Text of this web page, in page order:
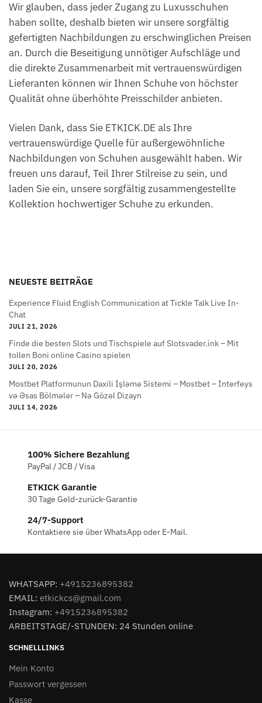
Wir glauben, dass jeder Zugang zu Luxusschuhen
haben sollte, deshalb bieten wir unsere sorgfältig
gefertigten Nachbildungen zu erschwinglichen Preisen
an. Durch die Beseitigung unnötiger Aufschläge und
die direkte Zusammenarbeit mit vertrauenswürdigen
Lieferanten können wir Ihnen Schuhe von höchster
Qualität ohne überhöhte Preisschilder anbieten.
Vielen Dank, dass Sie ETKICK.DE als Ihre
vertrauenswürdige Quelle für außergewöhnliche
Nachbildungen von Schuhen ausgewählt haben. Wir
freuen uns darauf, Teil Ihrer Stilreise zu sein, und
laden Sie ein, unsere sorgfältig zusammengestellte
Kollektion hochwertiger Schuhe zu erkunden.
NEUESTE BEITRÄGE
Experience Fluid English Communication at Tickle Talk Live In-
Chat
JULI 21, 2026
Finde die besten Slots und Tischspiele auf Slotsvader.ink – Mit
tollen Boni online Casino spielen
JULI 20, 2026
Mostbet Platformunun Daxili İşləmə Sistemi – Mostbet – İnterfeys
və Əsas Bölmələr – Nə Gözəl Dizayn
JULI 14, 2026
100% Sichere Bezahlung
PayPal / JCB / Visa
ETKICK Garantie
30 Tage Geld-zurück-Garantie
24/7-Support
Kontaktiere sie über WhatsApp oder E-Mail.
WHATSAPP: +4915236895382
EMAIL: etkickcs@gmail.com
Instagram: +4915236895382
ARBEITSTAGE/-STUNDEN: 24 Stunden online
SCHNELLLINKS
Mein Konto
Passwort vergessen
Kasse